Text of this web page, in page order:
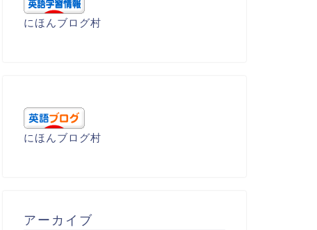
boon（恵み)
にほんブログ村
にほんブログ村
アーカイブ